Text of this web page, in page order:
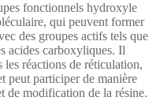
fonctionnels hydroxyle
qui peuvent former
des groupes actifs tels que
acides carboxyliques. Il
les réactions de réticulation,
peut participer de manière
de modification de la résine.